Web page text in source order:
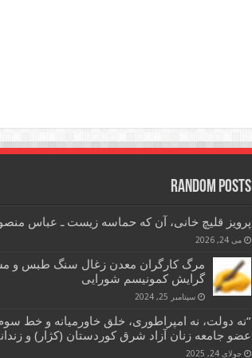
Random Posts
پرویز قلیچ خانی، آن که حماسه زیست ـ عباس
می 24, 2026
مرگ کارگران معدن زغال سنگ طبس و
گرایش کمونیسم شورایی
سپتامبر 25, 2024
“نه دولت، نه امپراطوری، خلق خاورمیانه و خط
عضو جامعه زنان آزاد شرق کوردستان (کژار) و
جولای 24, 2025